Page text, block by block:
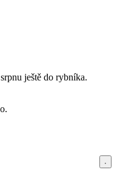
ještě do rybníka.